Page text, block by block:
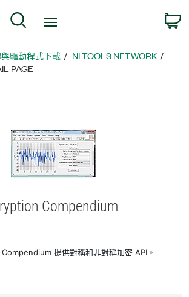
我的帳號 搜尋
驅動程式下載
NI TOOLS NETWORK
PAGE
Compendium
提供對稱和非對稱加密 API。